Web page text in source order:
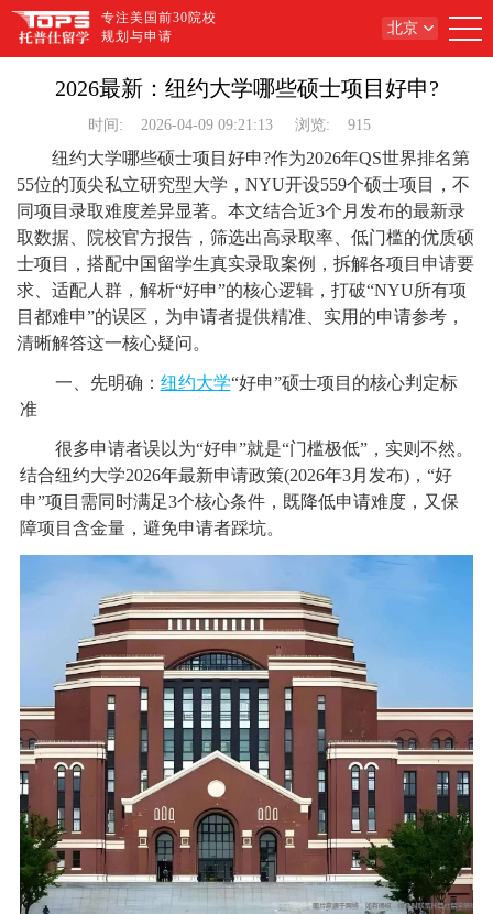
专注美国前30院校
规划与申请
北京
2026最新：纽约大学哪些硕士项目好申?
时间: 2026-04-09 09:21:13 浏览: 915
纽约大学哪些硕士项目好申?作为2026年QS世界排名第
55位的顶尖私立研究型大学，NYU开设559个硕士项目，不
同项目录取难度差异显著。本文结合近3个月发布的最新录
取数据、院校官方报告，筛选出高录取率、低门槛的优质硕
士项目，搭配中国留学生真实录取案例，拆解各项目申请要
求、适配人群，解析“好申”的核心逻辑，打破“NYU所有项
目都难申”的误区，为申请者提供精准、实用的申请参考，
清晰解答这一核心疑问。
一、先明确： 纽约大学“好申”硕士项目的核心判定标
准
很多申请者误以为“好申”就是“门槛极低”，实则不然。
结合纽约大学2026年最新申请政策(2026年3月发布)，“好
申”项目需同时满足3个核心条件，既降低申请难度，又保
障项目含金量，避免申请者踩坑。